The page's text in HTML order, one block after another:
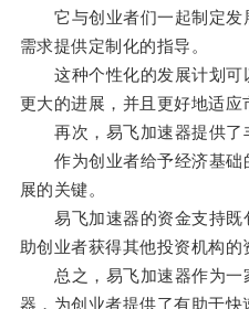
它与创业者们一起制定发
需求提供定制化的指导。
这种个性化的发展计划可
更大的进展，并且更好地适应
再次，易飞加速器提供了
作为创业者给予经济基础
展的关键。
易飞加速器的资金支持既
助创业者获得其他投资机构的
总之，易飞加速器作为一
器，为创业者提供了有助于快